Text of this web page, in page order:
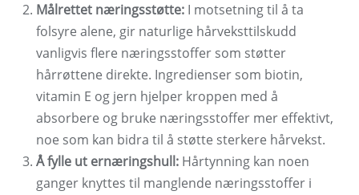
Målrettet næringsstøtte: I motsetning til å ta
folsyre alene, gir naturlige hårveksttilskudd
vanligvis flere næringsstoffer som støtter
hårrøttene direkte. Ingredienser som biotin,
vitamin E og jern hjelper kroppen med å
absorbere og bruke næringsstoffer mer effektivt,
noe som kan bidra til å støtte sterkere hårvekst.
Å fylle ut ernæringshull: Hårtynning kan noen
ganger knyttes til manglende næringsstoffer i